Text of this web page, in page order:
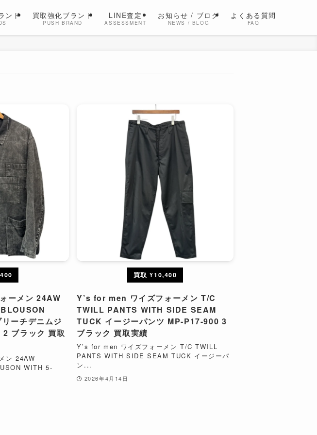
ンド 買取強化ブランド
PUSH BRAND
LINE査定
ASSESSMENT
お知らせ / ブログ
NEWS / BLOG
よくある質問
FAQ
ーメン 24AW
ーチデニムジ
ブラック 買取
ン 24AW
WITH 5-
買取 ¥10,400
Y’s for men ワイズフォーメン T/C
TWILL PANTS WITH SIDE SEAM
TUCK イージーパンツ MP-P17-900 3
ブラック 買取実績
Y’s for men ワイズフォーメン T/C TWILL
PANTS WITH SIDE SEAM TUCK イージーパ
ン...
2026年4月14日